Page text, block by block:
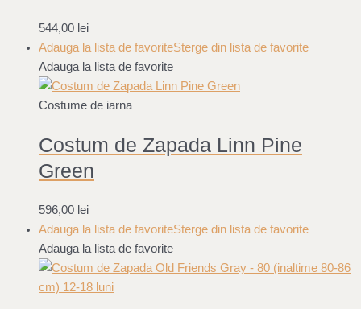
544,00 lei
Adauga la lista de favoriteSterge din lista de favorite
Adauga la lista de favorite
Costume de iarna
Costum de Zapada Linn Pine
Green
596,00 lei
Adauga la lista de favoriteSterge din lista de favorite
Adauga la lista de favorite